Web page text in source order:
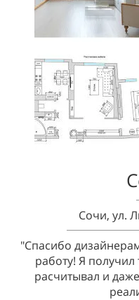
Сочи, ул.
"Спасибо
работу! Я получил
расчитывал и